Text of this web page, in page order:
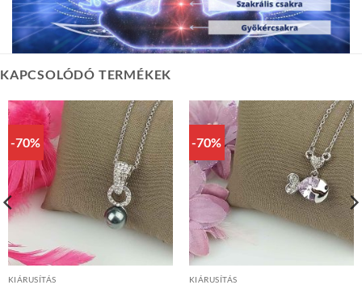
KAPCSOLÓDÓ TERMÉKEK
-70%
KIÁRUSÍTÁS
-70%
KIÁRUSÍTÁS